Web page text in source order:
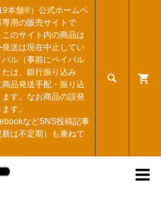
本舗®︎）公式ホームペ
用の販売サイトで
のサイト内の商品は
送は現在中止してい
ル（事前にペイパル
は、銀行振り込み
商品発送手配・振り込
す。なお商品の誤発
す。
などSNS投稿記事
は不定期）も兼ねて

